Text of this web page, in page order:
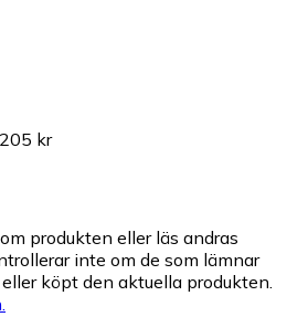
205 kr
produkten eller läs andras
inte om de som lämnar
köpt den aktuella produkten.